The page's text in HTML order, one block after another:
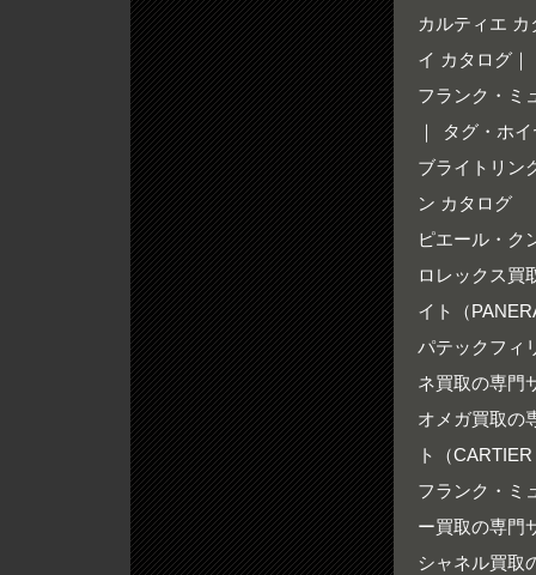
カルティエ カ
イ カタログ ｜
フランク・ミ
｜
タグ・ホ
ブライトリン
ン カタログ
ピエール・ク
ロレックス買
イト（
パテックフィ
ネ買取の専門
オメガ買取の
ト（
フランク・ミ
ー買取の専門
シャネル買取